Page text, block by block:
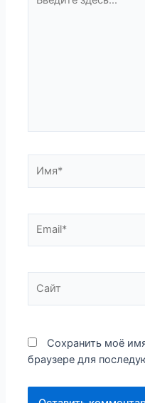
здесь...
Сохранить моё
браузере для